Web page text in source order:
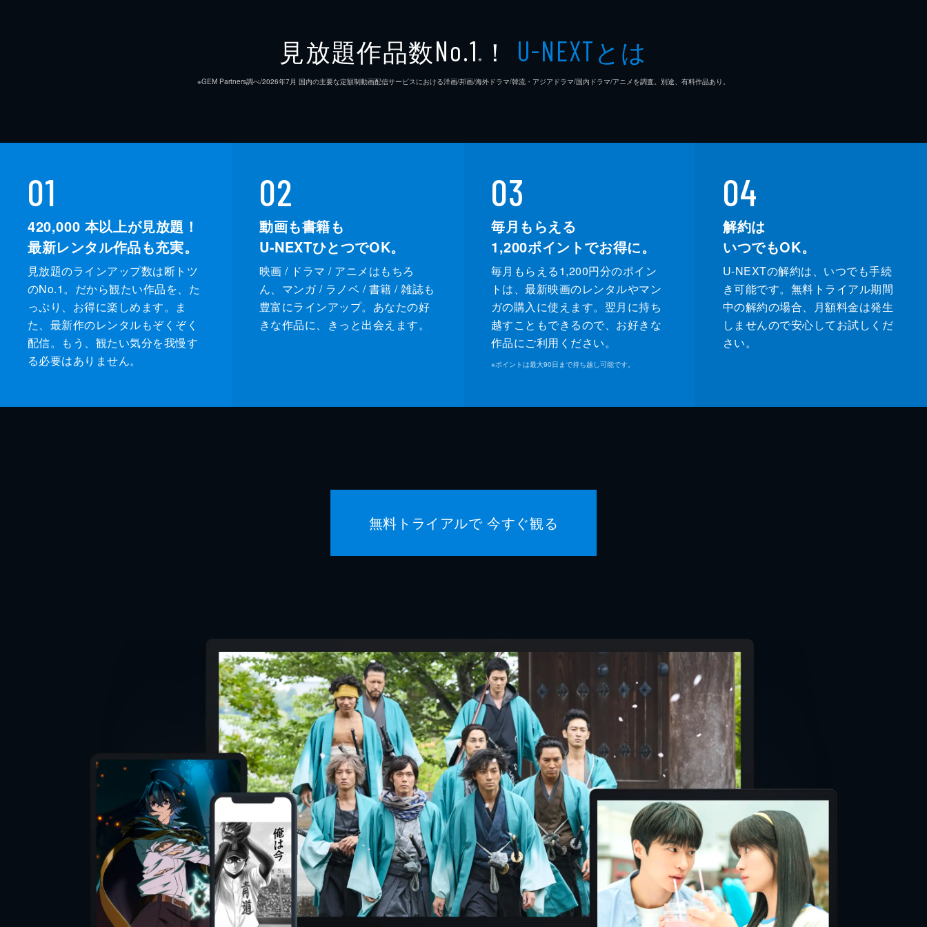
見放題作品数No.1 ※ ！ U-NEXTとは
※GEM Partners調べ/2026年7⽉ 国内の主要な定額制動画配信サービスにおける洋画/邦画/海外ドラマ/韓流・アジアドラマ/国内ドラマ/アニメを調査。別途、有料作品あり。
01
420,000 本以上が見放題！
最新レンタル作品も充実。
見放題のラインアップ数は断トツ
のNo.1。だから観たい作品を、た
っぷり、お得に楽しめます。ま
た、最新作のレンタルもぞくぞく
配信。もう、観たい気分を我慢す
る必要はありません。
02
動画も書籍も
U-NEXTひとつでOK。
映画 / ドラマ / アニメはもちろ
ん、マンガ / ラノベ / 書籍 / 雑誌も
豊富にラインアップ。あなたの好
きな作品に、きっと出会えます。
03
毎月もらえる
1,200ポイントでお得に。
毎月もらえる1,200円分のポイン
トは、最新映画のレンタルやマン
ガの購入に使えます。翌月に持ち
越すこともできるので、お好きな
作品にご利用ください。
※ポイントは最大90日まで持ち越し可能です。
04
解約は
いつでもOK。
U-NEXTの解約は、いつでも手続
き可能です。無料トライアル期間
中の解約の場合、月額料金は発生
しませんので安心してお試しくだ
さい。
無料トライアルで 今すぐ観る